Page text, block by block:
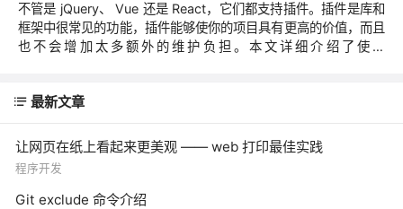
不管是 jQuery、 Vue 还是 React，它们都支持插件。插件是库和
框架中很常见的功能，插件能够使你的项目具有更高的价值，而且
也不会增加太多额外的维护负担。本文详细介绍了使用
最新文章
让网页在纸上看起来更美观 —— web 打印最佳实践
程序开发
Git exclude 命令介绍